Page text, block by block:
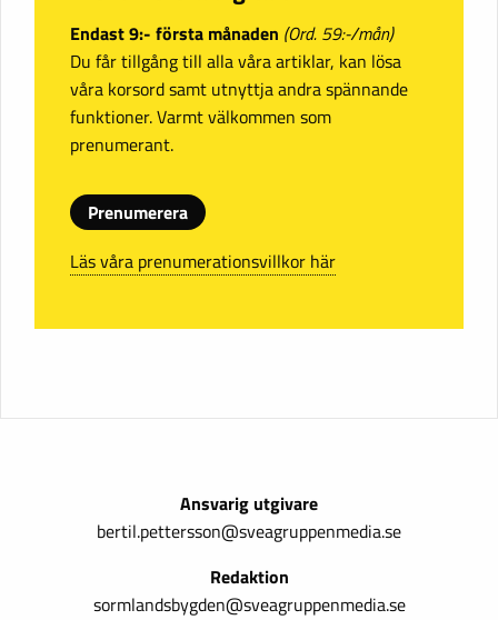
Endast 9:- första månaden (Ord. 59:-/mån)
Du får tillgång till alla våra artiklar, kan lösa
våra korsord samt utnyttja andra spännande
funktioner. Varmt välkommen som
prenumerant.
Prenumerera
Läs våra prenumerationsvillkor här
Ansvarig utgivare
bertil.pettersson@sveagruppenmedia.se
Redaktion
sormlandsbygden@sveagruppenmedia.se